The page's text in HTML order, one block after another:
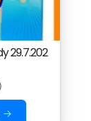
29.7.202
→